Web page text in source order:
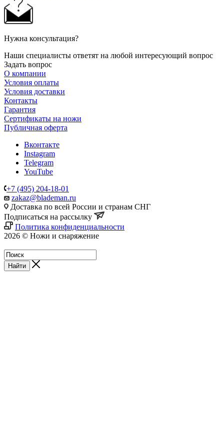
Нужна консультация?
Наши специалисты ответят на любой интересующий вопрос
Задать вопрос
О компании
Условия оплаты
Условия доставки
Контакты
Гарантия
Сертификаты на ножи
Публичная оферта
Вконтакте
Instagram
Telegram
YouTube
+7 (495) 204-18-01
zakaz@blademan.ru
Доставка по всей России и странам СНГ
Подписаться на рассылку
Политика конфиденциальности
2026 © Ножи и снаряжение
Найти